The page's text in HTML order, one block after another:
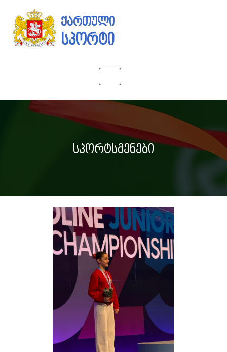
ქართული
სპორტი
navigation
სპორტსმენები